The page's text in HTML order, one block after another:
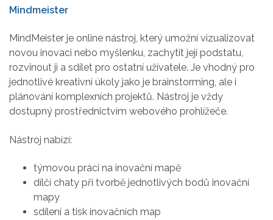
Mindmeister
MindMeister je online nástroj, který umožní vizualizovat
novou inovaci nebo myšlenku, zachytit její podstatu,
rozvinout ji a sdílet pro ostatní uživatele. Je vhodný pro
jednotlivé kreativní úkoly jako je brainstorming, ale i
plánování komplexních projektů. Nástroj je vždy
dostupný prostřednictvím webového prohlížeče.
Nástroj nabízí:
týmovou práci na inovační mapě
dílčí chaty při tvorbě jednotlivých bodů inovační
mapy
sdílení a tisk inovačních map